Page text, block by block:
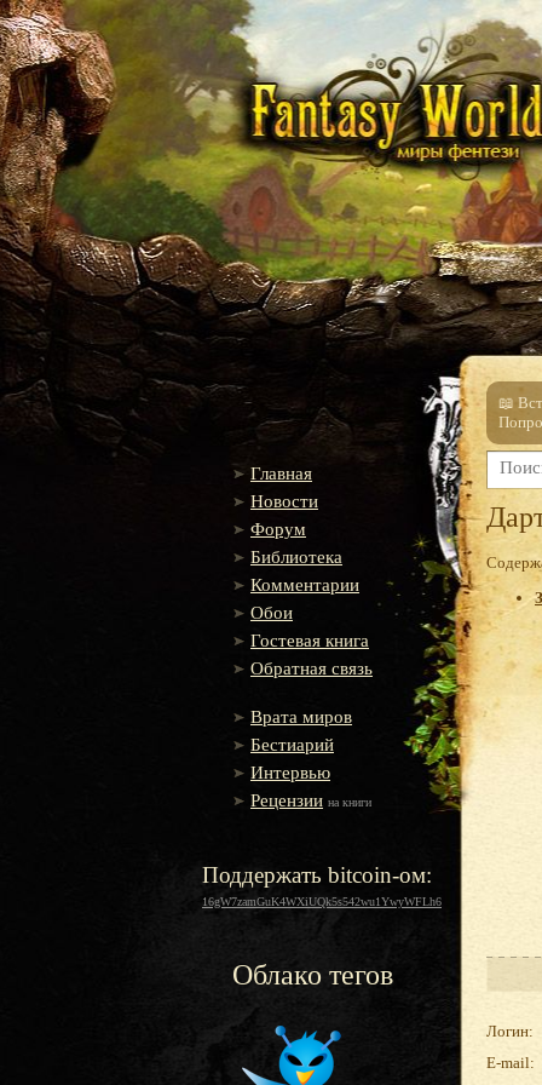
Главная
Новости
Форум
Библиотека
Комментарии
Обои
Гостевая книга
Обратная связь
Врата миров
Бестиарий
Интервью
Рецензии на книги
Поддержать bitcoin-ом:
16gW7zamGuK4WXiUQk5s542wu1YwyWFLh6
Облако тегов
📖
Логин:
E-mail: